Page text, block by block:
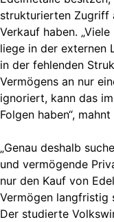
strukturierten Zugriff
Verkauf haben.
liege in der externen
in der fehlenden
Vermögens an nur
ignoriert, kann das
Folgen haben“,
„Genau deshalb
und vermögende
nur den Kauf von
Vermögen langfristig
Der studierte